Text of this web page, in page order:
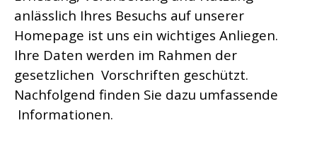
anlässlich Ihres Besuchs auf unserer
Homepage ist uns ein wichtiges Anliegen.
Ihre Daten werden im Rahmen der
gesetzlichen Vorschriften geschützt.
Nachfolgend finden Sie dazu umfassende
Informationen.